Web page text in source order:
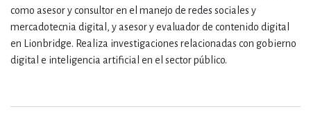
como asesor y consultor en el manejo de redes sociales y
mercadotecnia digital, y asesor y evaluador de contenido digital
en Lionbridge. Realiza investigaciones relacionadas con gobierno
digital e inteligencia artificial en el sector público.